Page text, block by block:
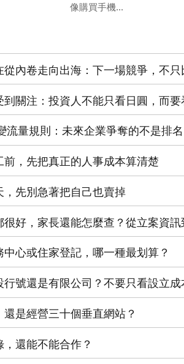
像購買手機...
卷走向出海：下一場競爭，不只比價格，
關注：投資人不能只看日圓，而要看
量規則：未來企業爭奪的不是排名，
前，先把真正的人事成本算清楚
，先別急著把自己也賣掉
好，家長還能怎麼查？從立案資訊
心或住家登記，哪一種最划算？
行號還是有限公司？不要只看設立成
是經營三十個垂直網站？
還能不能合作？